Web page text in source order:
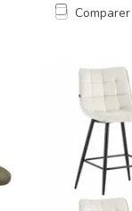
Comparer